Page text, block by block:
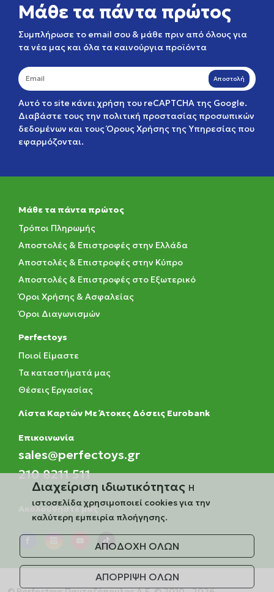
Μάθε τα πάντα πρώτος
Συμπλήρωσε το email σου & μάθε πριν από όλους για
τα νέα μας και όλα τα καινούργια προϊόντα
Αποστολή
Αυτό το site κάνει χρήση του reCAPTCHA της Google.
Διαβάστε τους την πολιτική προστασίας προσωπικών
δεδομένων και τουςΌρους Χρήσης της Υπηρεσίας που
εφαρμόζονται.
Μάθε τα πάντα πρώτος
Τρόποι Πληρωμής
Αποστολές & Επιστροφές στην Ελλάδα
Αποστολές & Επιστροφές στην Κύπρο
Αποστολές & Επιστροφές στο Εξωτερικό
Όροι Χρήσης & Ασφαλείας
Όροι Διαγωνισμών
Perfectoys
Ποιοί Είμαστε
Τα καταστήματά μας
Θέσεις Εργασίας
Λίστα Καρτών Με Άτοκες Δόσεις Eurobank
Eπικοινωνία
sales@perfectoys.gr
210 8211 511
Ακολουθήστε μας
Διαχείριση ιδιωτικότητας Η
ιστοσελίδα χρησιμοποιεί cookies για την
καλύτερη εμπειρία πλοήγησης.
ΑΠΟΔΟΧΗ ΟΛΩΝ
ΑΠΟΡΡΙΨΗ ΟΛΩΝ